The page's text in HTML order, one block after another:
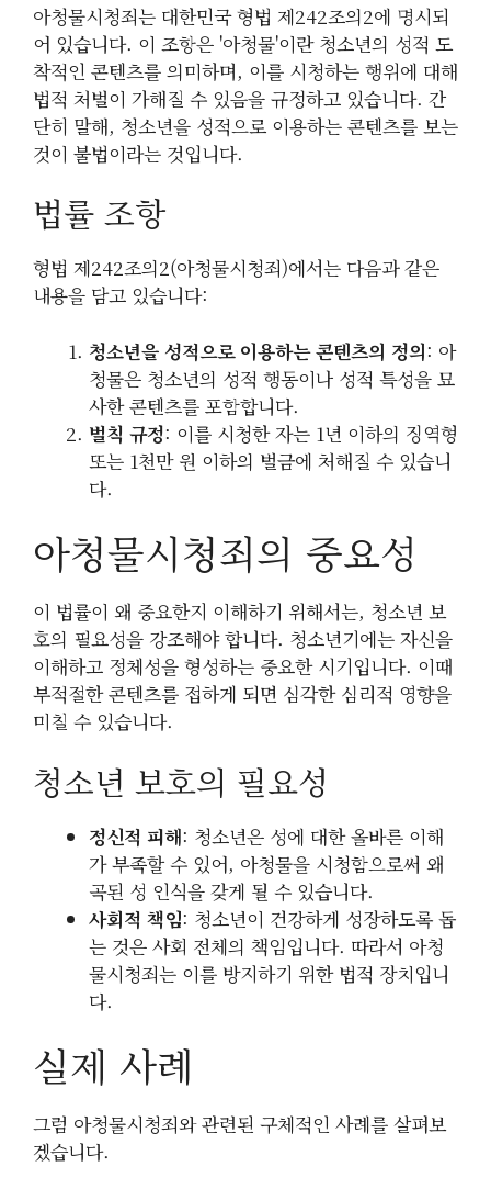
아청물시청죄는 대한민국 형법 제242조의2에 명시되
어 있습니다. 이 조항은 '아청물'이란 청소년의 성적 도
착적인 콘텐츠를 의미하며, 이를 시청하는 행위에 대해
법적 처벌이 가해질 수 있음을 규정하고 있습니다. 간
단히 말해, 청소년을 성적으로 이용하는 콘텐츠를 보는
것이 불법이라는 것입니다.
법률 조항
형법 제242조의2(아청물시청죄)에서는 다음과 같은
내용을 담고 있습니다:
청소년을 성적으로 이용하는 콘텐츠의 정의: 아
청물은 청소년의 성적 행동이나 성적 특성을 묘
사한 콘텐츠를 포함합니다.
벌칙 규정: 이를 시청한 자는 1년 이하의 징역형
또는 1천만 원 이하의 벌금에 처해질 수 있습니
다.
아청물시청죄의 중요성
이 법률이 왜 중요한지 이해하기 위해서는, 청소년 보
호의 필요성을 강조해야 합니다. 청소년기에는 자신을
이해하고 정체성을 형성하는 중요한 시기입니다. 이때
부적절한 콘텐츠를 접하게 되면 심각한 심리적 영향을
미칠 수 있습니다.
청소년 보호의 필요성
정신적 피해: 청소년은 성에 대한 올바른 이해
가 부족할 수 있어, 아청물을 시청함으로써 왜
곡된 성 인식을 갖게 될 수 있습니다.
사회적 책임: 청소년이 건강하게 성장하도록 돕
는 것은 사회 전체의 책임입니다. 따라서 아청
물시청죄는 이를 방지하기 위한 법적 장치입니
다.
실제 사례
그럼 아청물시청죄와 관련된 구체적인 사례를 살펴보
겠습니다.